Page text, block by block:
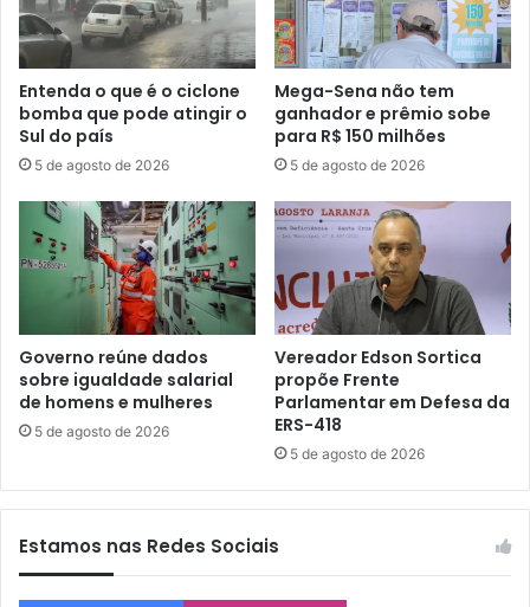
Entenda o que é o ciclone
bomba que pode atingir o
Sul do país
5 de agosto de 2026
Mega-Sena não tem
ganhador e prêmio sobe
para R$ 150 milhões
5 de agosto de 2026
Governo reúne dados
sobre igualdade salarial
de homens e mulheres
5 de agosto de 2026
Vereador Edson Sortica
propõe Frente
Parlamentar em Defesa da
ERS-418
5 de agosto de 2026
Estamos nas Redes Sociais